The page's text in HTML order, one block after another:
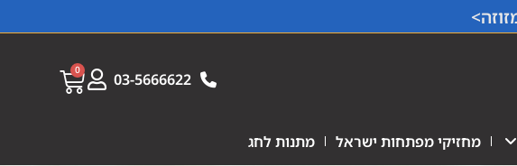
03-5666622
0
מחזיקי מפתחות ישראל מתנות לחג